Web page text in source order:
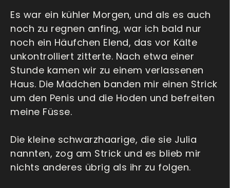
Es war ein kühler Morgen, und als es auch
noch zu regnen anfing, war ich bald nur
noch ein Häufchen Elend, das vor Kälte
unkontrolliert zitterte. Nach etwa einer
Stunde kamen wir zu einem verlassenen
Haus. Die Mädchen banden mir einen Strick
um den Penis und die Hoden und befreiten
meine Füsse.
Die kleine schwarzhaarige, die sie Julia
nannten, zog am Strick und es blieb mir
nichts anderes übrig als ihr zu folgen.